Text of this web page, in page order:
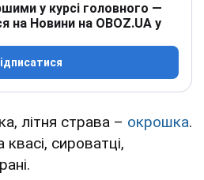
у курсі головного —
на Новини на OBOZ.UA у
літня страва – окрошка.
квасі, сироватці,